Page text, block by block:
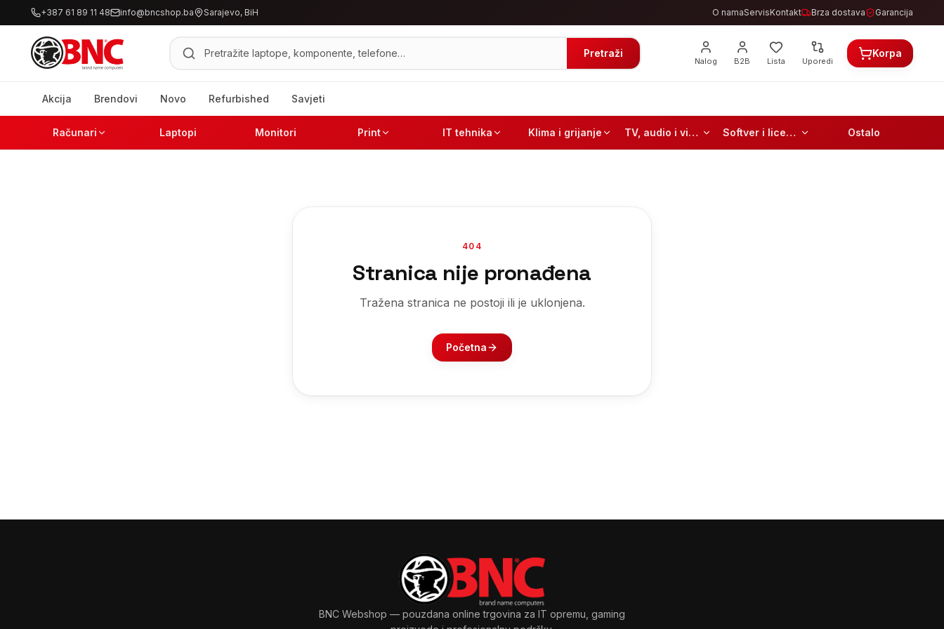
+387 61 89 11 48 info@bncshop.ba Sarajevo, BiH O namaServisKontakt Brza dostava Garancija
Pretraži proizvode
Pretraži
Nalog B2B Lista Uporedi
Korpa
Akcija Brendovi Novo Refurbished Savjeti
Računari Laptopi Monitori Print IT tehnika Klima i grijanje TV, audio i video Softver i licence Ostalo
404
Stranica nije pronađena
Tražena stranica ne postoji ili je uklonjena.
Početna
BNC Webshop — pouzdana online trgovina za IT opremu, gaming